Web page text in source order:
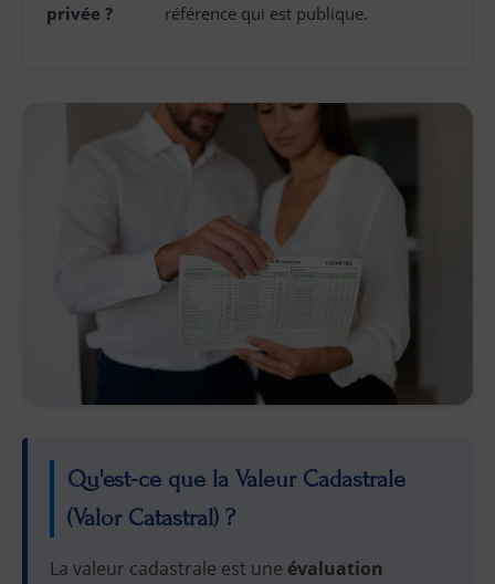
privée ?
référence qui est publique.
Qu'est-ce que la Valeur Cadastrale
(Valor Catastral) ?
La valeur cadastrale est une évaluation